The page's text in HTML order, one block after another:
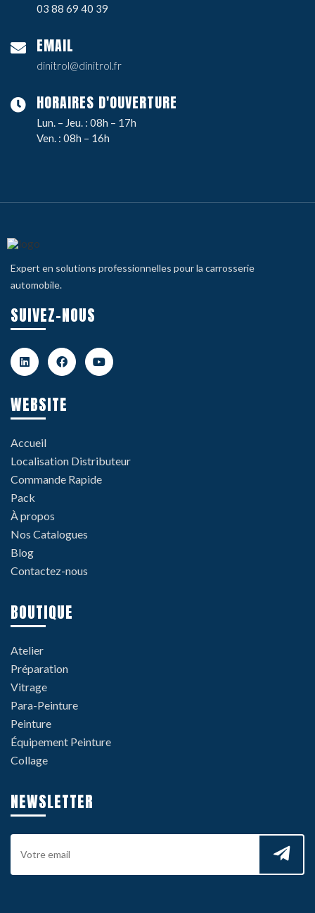
03 88 69 40 39
EMAIL
dinitrol@dinitrol.fr
HORAIRES D'OUVERTURE
Lun. – Jeu. : 08h – 17h
Ven. : 08h – 16h
Expert en solutions professionnelles pour la carrosserie
automobile.
SUIVEZ-NOUS
WEBSITE
Accueil
Localisation Distributeur
Commande Rapide
Pack
À propos
Nos Catalogues
Blog
Contactez-nous
BOUTIQUE
Atelier
Préparation
Vitrage
Para-Peinture
Peinture
Équipement Peinture
Collage
NEWSLETTER